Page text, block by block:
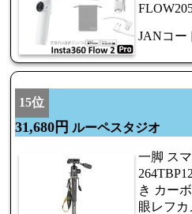
JANコー
15位
31,680円 ルーペスタジオ
一脚 ス
き カー
眼レフ